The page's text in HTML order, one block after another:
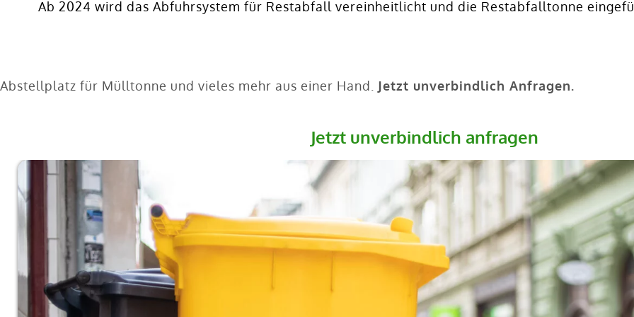
Ab 2024 wird das Abfuhrsystem für Restabfall vereinheitlicht und die Restabfalltonne
Abstellplatz für Mülltonne und vieles mehr aus einer Hand. Jetzt unverbindlich Anfragen.
Jetzt unverbindlich anfragen